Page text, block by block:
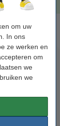
om uw
In ons
ze werken en
om
we
we